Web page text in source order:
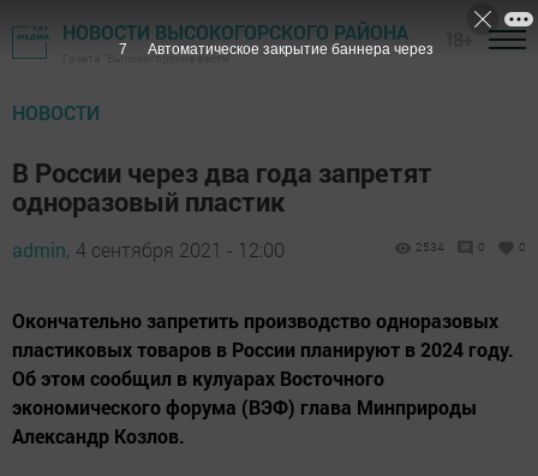
НОВОСТИ ВЫСОКОГОРСКОГО РАЙОНА
Газета "Высокогорские вести"
НОВОСТИ
В России через два года запретят
одноразовый пластик
admin, 4 сентября 2021 - 12:00 2534 0 0
Окончательно запретить производство одноразовых
пластиковых товаров в России планируют в 2024 году.
Об этом сообщил в кулуарах Восточного
экономического форума (ВЭФ) глава Минприроды
Александр Козлов.
6 Автоматическое закрытие баннера через